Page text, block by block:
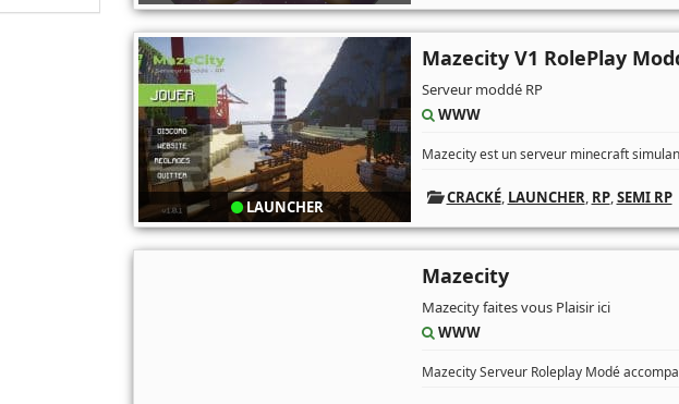
LAUNCHER
Mazecity V1 RolePlay
Serveur moddé RP
WWW
Mazecity est un serveur minecraft
CRACKÉ, LAUNCHER, RP,SEMI RP
Mazecity
Mazecity faites vous Plaisir ici
WWW
Mazecity Serveur Roleplay Modé